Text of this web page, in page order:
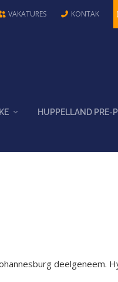
VAKATURES KONTAK
HUPPELLAND PRE-
deelgeneem.